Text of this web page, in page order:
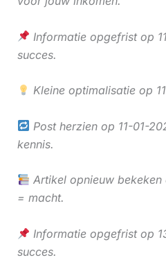
Informatie opgefrist op
succes.
Kleine optimalisatie op
Post herzien op 11-01-
kennis.
Artikel opnieuw
= macht.
Informatie opgefrist op
succes.